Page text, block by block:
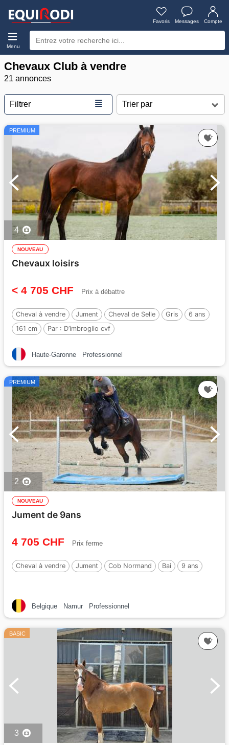
Favoris Messages Compte
Menu
Chevaux Club à vendre
21 annonces
Filtrer ≣
PREMIUM
4
NOUVEAU
Chevaux loisirs
< 4 705 CHF Prix à débattre
Cheval à vendre Jument Cheval de Selle Gris
6 ans
161 cm
Par : D’imbroglio cvf
Haute-Garonne Professionnel
PREMIUM
2
NOUVEAU
Jument de 9ans
4 705 CHF Prix ferme
Cheval à vendre Jument Cob Normand Bai 9 ans
Belgique Namur Professionnel
BASIC
3